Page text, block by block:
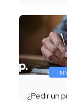
¿Pedir un